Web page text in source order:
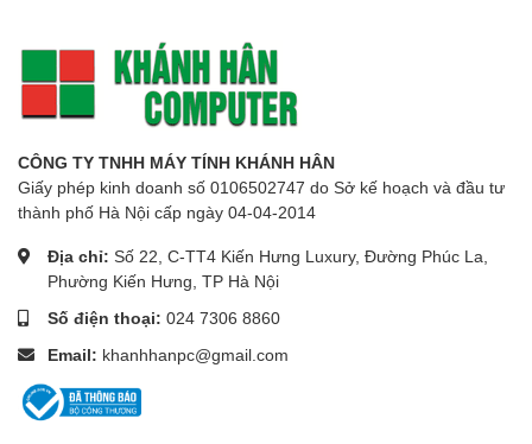
CÔNG TY TNHH MÁY TÍNH KHÁNH HÂN
Giấy phép kinh doanh số 0106502747 do Sở kế hoạch và đầu tư
thành phố Hà Nội cấp ngày 04-04-2014
Địa chỉ: Số 22, C-TT4 Kiến Hưng Luxury, Đường Phúc La,
Phường Kiến Hưng, TP Hà Nội
Số điện thoại: 024 7306 8860
Email: khanhhanpc@gmail.com